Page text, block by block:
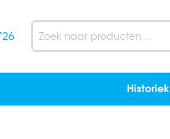
Search
Historiek